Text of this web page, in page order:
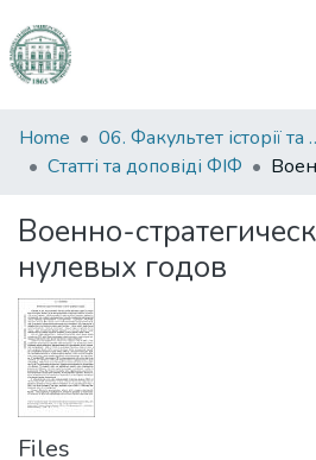
Communities
&
All of DSpace
Statistics
Home
06.
Статті та доповіді ФІФ
Военно-
нулевых годов
Files